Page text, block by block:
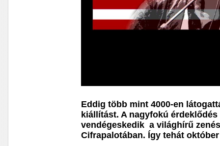
Eddig több mint 4000-en
kiállítást. A nagyfokú
vendégeskedik a világhírű
Cifrapalotában. Így tehát